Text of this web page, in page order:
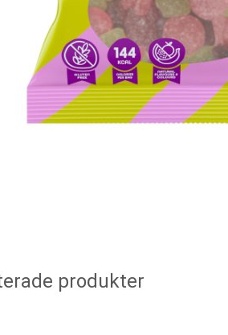
produkter